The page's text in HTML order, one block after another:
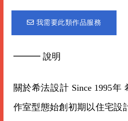
我需要此類作品服務
━━━ 說明
關於希法設計 Since 1995年
作室型態始創初期以住宅設